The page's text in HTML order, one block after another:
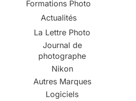
Formations Photo
Actualités
La Lettre Photo
Journal de
photographe
Nikon
Autres Marques
Logiciels